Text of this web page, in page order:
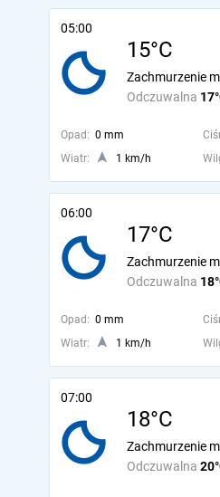
05:00
15°C
Odczuwalna
Zachmurzenie
Opad: 0 mm
Wiatr:
1 km/h
06:00
17°C
Odczuwalna
Zachmurzenie
Opad: 0 mm
Wiatr:
1 km/h
07:00
18°C
Odczuwalna
Zachmurzenie